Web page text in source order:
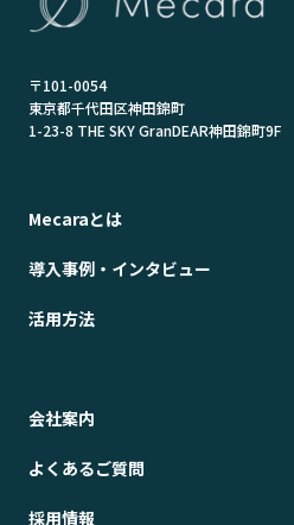
〒101-0054
東京都千代田区神田錦町
1-23-8 THE SKY GranDEAR神田錦町9F
Mecaraとは
導入事例・インタビュー
活用方法
会社案内
よくあるご質問
採用情報